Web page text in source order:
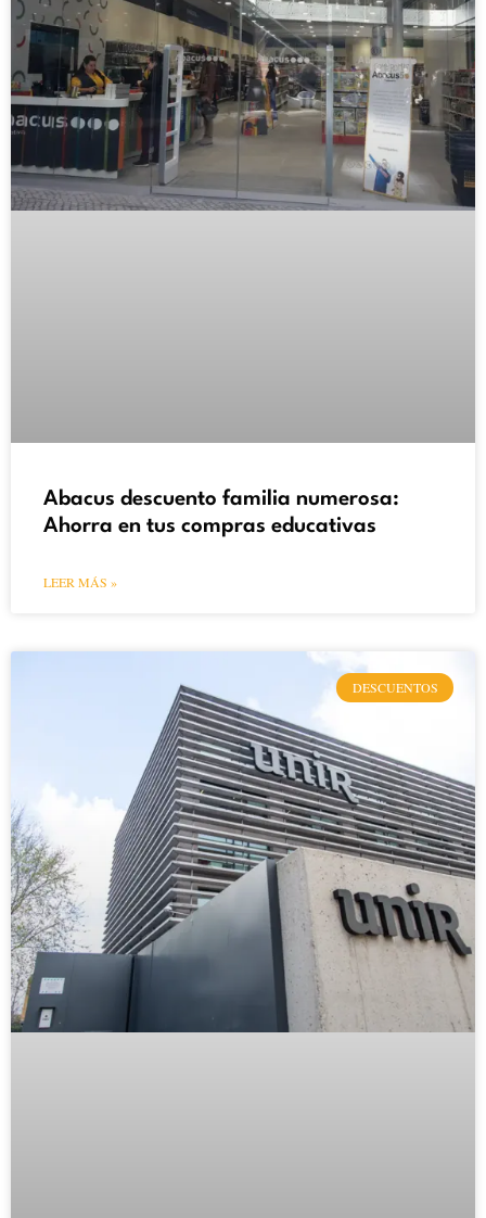
Abacus descuento familia numerosa:
Ahorra en tus compras educativas
LEER MÁS »
DESCUENTOS